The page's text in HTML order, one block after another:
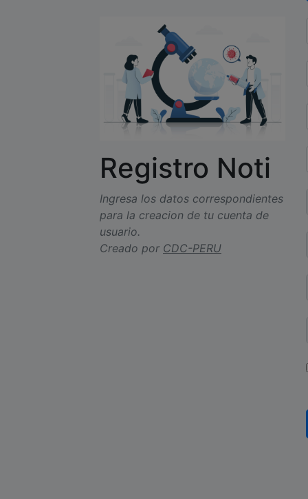
Registro Noti
Ingresa los datos correspondientes
para la creacion de tu cuenta de
usuario.
Creado por CDC-PERU